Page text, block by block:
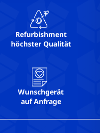
Refurbishment
höchster Qualität
Wunschgerät
auf Anfrage